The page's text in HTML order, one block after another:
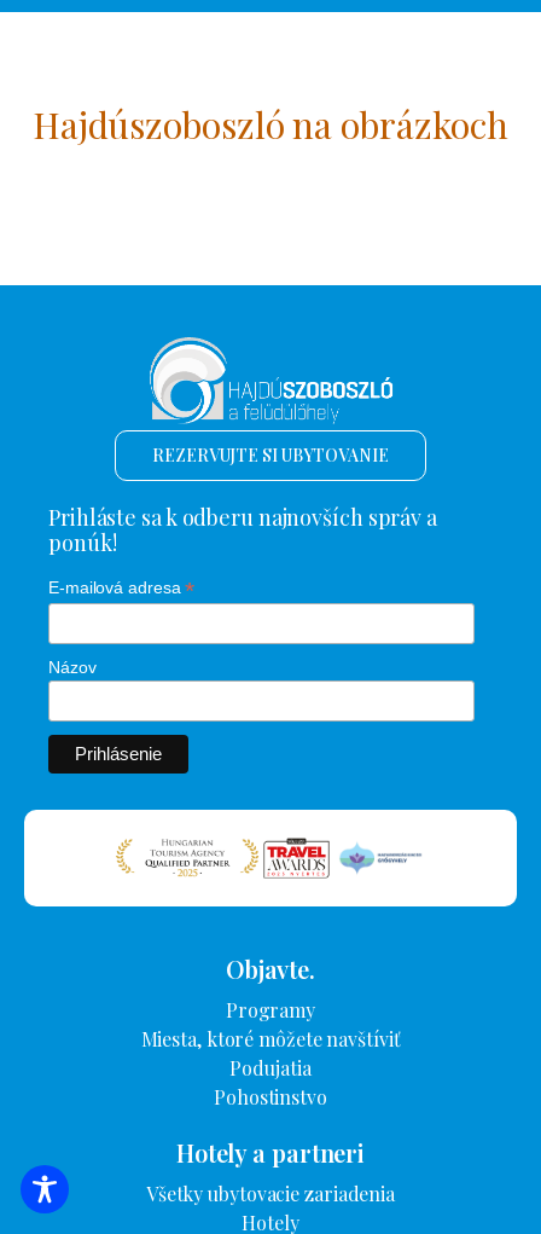
Hajdúszoboszló na obrázkoch
VYHĽADÁVANIE UBYTOVANIA
REZERVUJTE SI UBYTOVANIE
Prihláste sa k odberu najnovších správ a
ponúk!
E-mailová adresa*
Názov
Objavte.
Programy
Miesta, ktoré môžete navštíviť
Podujatia
Pohostinstvo
Hotely a partneri
Všetky ubytovacie zariadenia
Hotely